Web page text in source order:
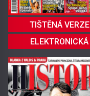
TIŠTĚNÁ VERZE
ELEKTRONICKÁ